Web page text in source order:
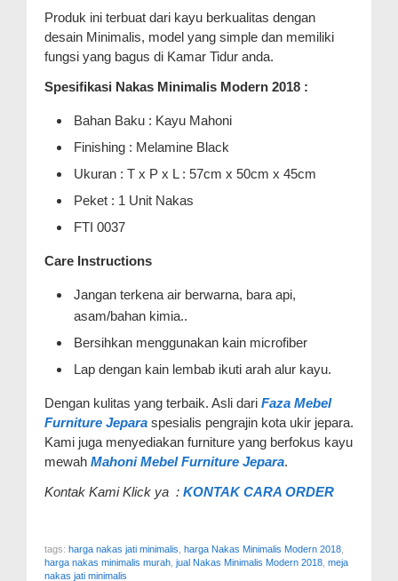
Produk ini terbuat dari kayu berkualitas dengan
desain Minimalis, model yang simple dan memiliki
fungsi yang bagus di Kamar Tidur anda.
Spesifikasi Nakas Minimalis Modern 2018 :
Bahan Baku : Kayu Mahoni
Finishing : Melamine Black
Ukuran : T x P x L : 57cm x 50cm x 45cm
Peket : 1 Unit Nakas
FTI 0037
Care Instructions
Jangan terkena air berwarna, bara api,
asam/bahan kimia..
Bersihkan menggunakan kain microfiber
Lap dengan kain lembab ikuti arah alur kayu.
Dengan kulitas yang terbaik. Asli dari Faza Mebel
Furniture Jepara spesialis pengrajin kota ukir jepara.
Kami juga menyediakan furniture yang berfokus kayu
mewah Mahoni Mebel Furniture Jepara.
Kontak Kami Klick ya : KONTAK CARA ORDER
tags: harga nakas jati minimalis harga Nakas Minimalis Modern 2018
harga nakas minimalis murah jual Nakas Minimalis Modern 2018 meja
nakas jati minimalis